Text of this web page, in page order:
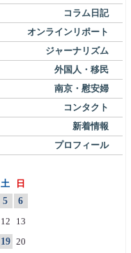
コラム日記
オンラインリポート
ジャーナリズム
外国人・移民
南京・慰安婦
コンタクト
新着情報
プロフィール
土 日
5
6
12
13
19 20